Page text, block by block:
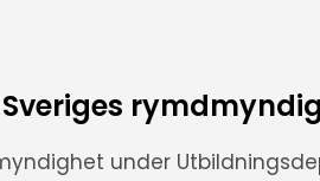
under